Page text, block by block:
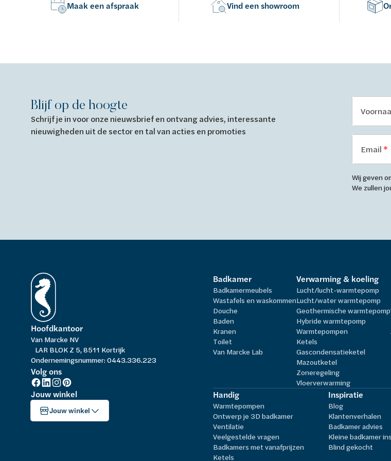
Maak een afspraak Vind een showroom
Blijf op de hoogte
Schrijf je in voor onze nieuwsbrief en ontvang advies, interessante
nieuwigheden uit de sector en tal van acties en promoties
Email
Wij geven
We zullen
Hoofdkantoor
Van Marcke NV
LAR BLOK Z 5, 8511 Kortrijk
Ondernemingsnummer: 0443.336.223
Volg ons
Jouw winkel
Jouw winkel
Badkamer
Badkamermeubels
Wastafels en waskommen
Douche
Baden
Kranen
Toilet
Van Marcke Lab
Verwarming & koeling
Lucht/lucht-warmtepomp
Lucht/water warmtepomp
Geothermische warmtepomp
Hybride warmtepomp
Warmtepompen
Ketels
Gascondensatieketel
Mazoutketel
Zoneregeling
Vloerverwarming
Handig
Warmtepompen
Ontwerp je 3D badkamer
Ventilatie
Veelgestelde vragen
Badkamers met vanafprijzen
Ketels
Inspiratie
Blog
Klantenverhalen
Badkamer advies
Kleine badkamer
Blind gekocht